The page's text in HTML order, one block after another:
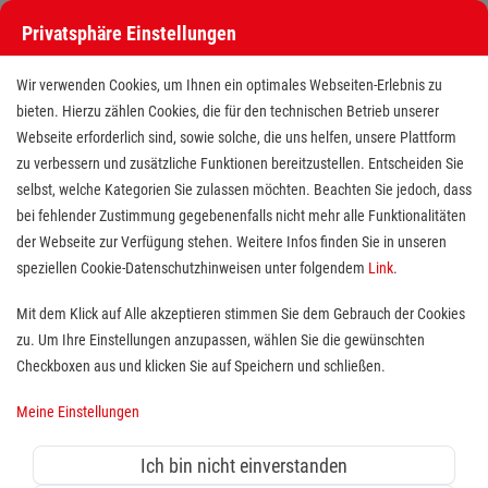
Freiwilligendienst (BFD/FSJ) in
Bereich Erste-Hilfe Ausbildung
Standort(e):Warendorf, Telgte, Ostbevern,
Wer sich sozial engagieren möchte, ist bei uns herzlich
willkommen. Finde bei uns die Tätigkeit, die Dich
besonders interessiert und gut zu Dir passt. Wir suchen
Privatsphäre Einstellungen
Wir verwenden Cookies, um Ihnen ein optimales Webseiten-Erlebnis zu
bieten. Hierzu zählen Cookies, die für den technischen Betrieb unserer
Webseite erforderlich sind, sowie solche, die uns helfen, unsere Plattform
zu verbessern und zusätzliche Funktionen bereitzustellen. Entscheiden Sie
selbst, welche Kategorien Sie zulassen möchten. Beachten Sie jedoch, dass
bei fehlender Zustimmung gegebenenfalls nicht mehr alle Funktionalitäten
der Webseite zur Verfügung stehen. Weitere Infos finden Sie in unseren
speziellen Cookie-Datenschutzhinweisen unter folgendem Link.
Mit dem Klick auf Alle akzeptieren stimmen Sie dem Gebrauch der Cookies
zu. Um Ihre Einstellungen anzupassen, wählen Sie die gewünschten
Checkboxen aus und klicken Sie auf Speichern und schließen.
Meine Einstellungen
Ich bin nicht einverstanden